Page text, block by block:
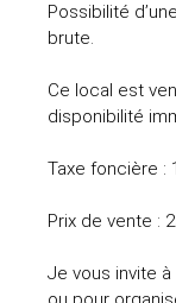
Possibilité
brute.
Ce local est
disponibilité
Taxe foncière :
Prix de vente :
Je vous invite